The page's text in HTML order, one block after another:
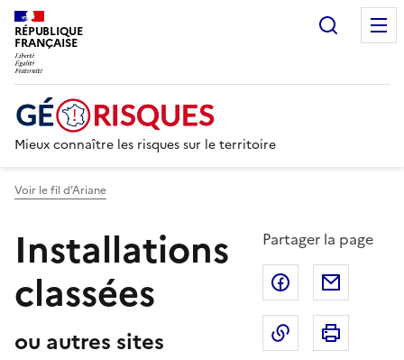
RÉPUBLIQUE
FRANÇAISE
Mieux connaître les risques sur le territoire
Voir le fil d’Ariane
Installations
classées
ou autres sites
Partager la page
Partager sur
Copier dans